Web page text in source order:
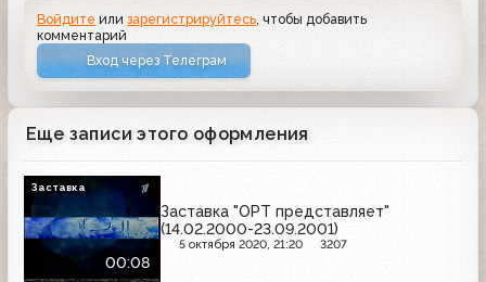
Войдите илизарегистрируйтесь , чтобы добавить
комментарий
Вход через Телеграм
Еще записи этого оформления
00:08
Заставка "ОРТ представляет"
(14.02.2000-23.09.2001)
5 октября 2020, 21:20 3207
Заставка